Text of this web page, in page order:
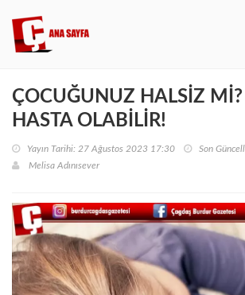
ÇOCUĞUNUZ HALSİZ
HASTA OLABİLİR!
Yayın Tarihi: 27 Ağustos 2023 17:30
Son
Melisa Adınısever